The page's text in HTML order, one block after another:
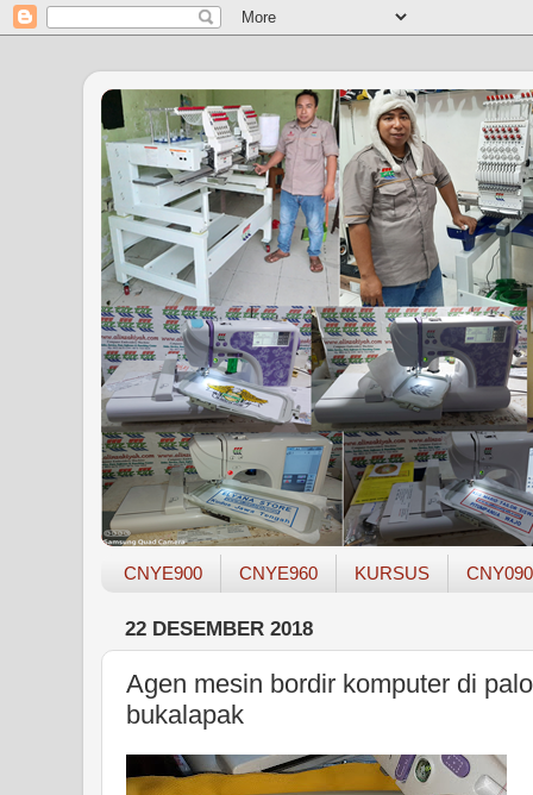
CNYE900 CNYE960 KURSUS
22 DESEMBER 2018
Agen mesin bordir komputer di
bukalapak